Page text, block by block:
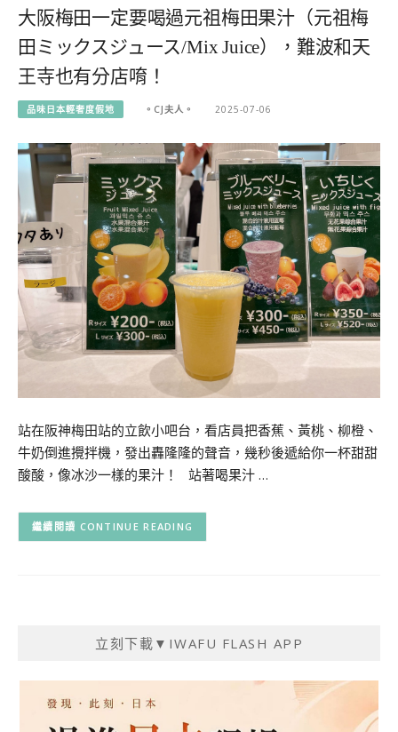
大阪梅田一定要喝過元祖梅田果汁（元祖梅
田ミックスジュース/Mix Juice），難波和天
王寺也有分店唷！
品味日本輕奢度假地 。CJ夫人。 2025-07-06
站在阪神梅田站的立飲小吧台，看店員把香蕉、黃桃、柳橙、
牛奶倒進攪拌機，發出轟隆隆的聲音，幾秒後遞給你一杯甜甜
酸酸，像冰沙一樣的果汁！ 站著喝果汁 …
CONTINUE READING
立刻下載▼IWAFU FLASH APP